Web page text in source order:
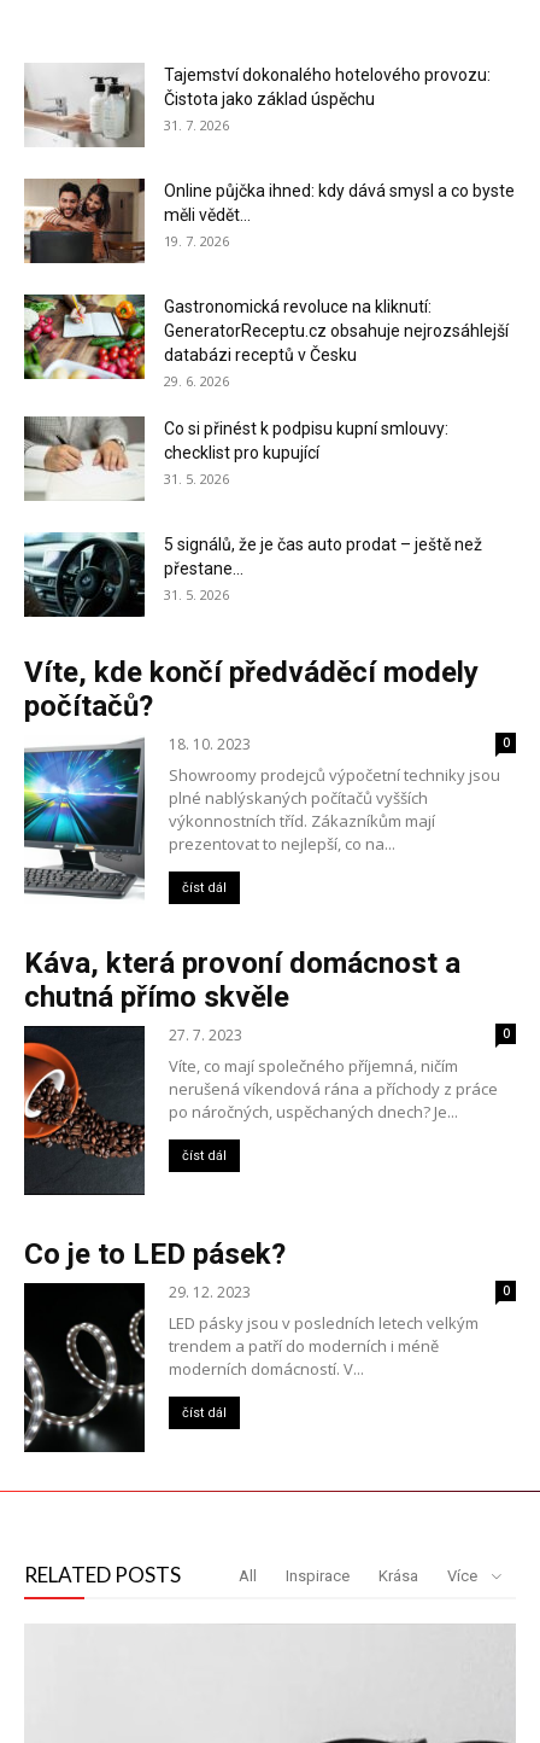
Tajemství dokonalého hotelového provozu:
Čistota jako základ úspěchu
31. 7. 2026
Online půjčka ihned: kdy dává smysl a co byste
měli vědět...
19. 7. 2026
Gastronomická revoluce na kliknutí:
GeneratorReceptu.cz obsahuje nejrozsáhlejší
databázi receptů v Česku
29. 6. 2026
Co si přinést k podpisu kupní smlouvy:
checklist pro kupující
31. 5. 2026
5 signálů, že je čas auto prodat – ještě než
přestane...
31. 5. 2026
Víte, kde končí předváděcí modely
počítačů?
18. 10. 2023 0
Showroomy prodejců výpočetní techniky jsou
plné nablýskaných počítačů vyšších
výkonnostních tříd. Zákazníkům mají
prezentovat to nejlepší, co na...
číst dál
Káva, která provoní domácnost a
chutná přímo skvěle
27. 7. 2023 0
Víte, co mají společného příjemná, ničím
nerušená víkendová rána a příchody z práce
po náročných, uspěchaných dnech? Je...
číst dál
Co je to LED pásek?
29. 12. 2023 0
LED pásky jsou v posledních letech velkým
trendem a patří do moderních i méně
moderních domácností. V...
číst dál
RELATED POSTS All Inspirace Krása Více